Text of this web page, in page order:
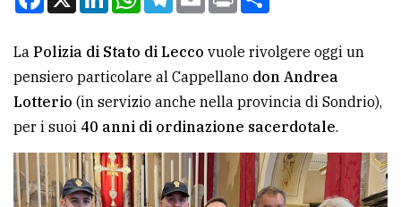
CERCA
Cerca
comune
La Polizia di Stato di Lecco vuole rivolgere oggi un
pensiero particolare al Cappellano don Andrea
Lotterio (in servizio anche nella provincia di Sondrio),
per i suoi 40 anni di ordinazione sacerdotale.